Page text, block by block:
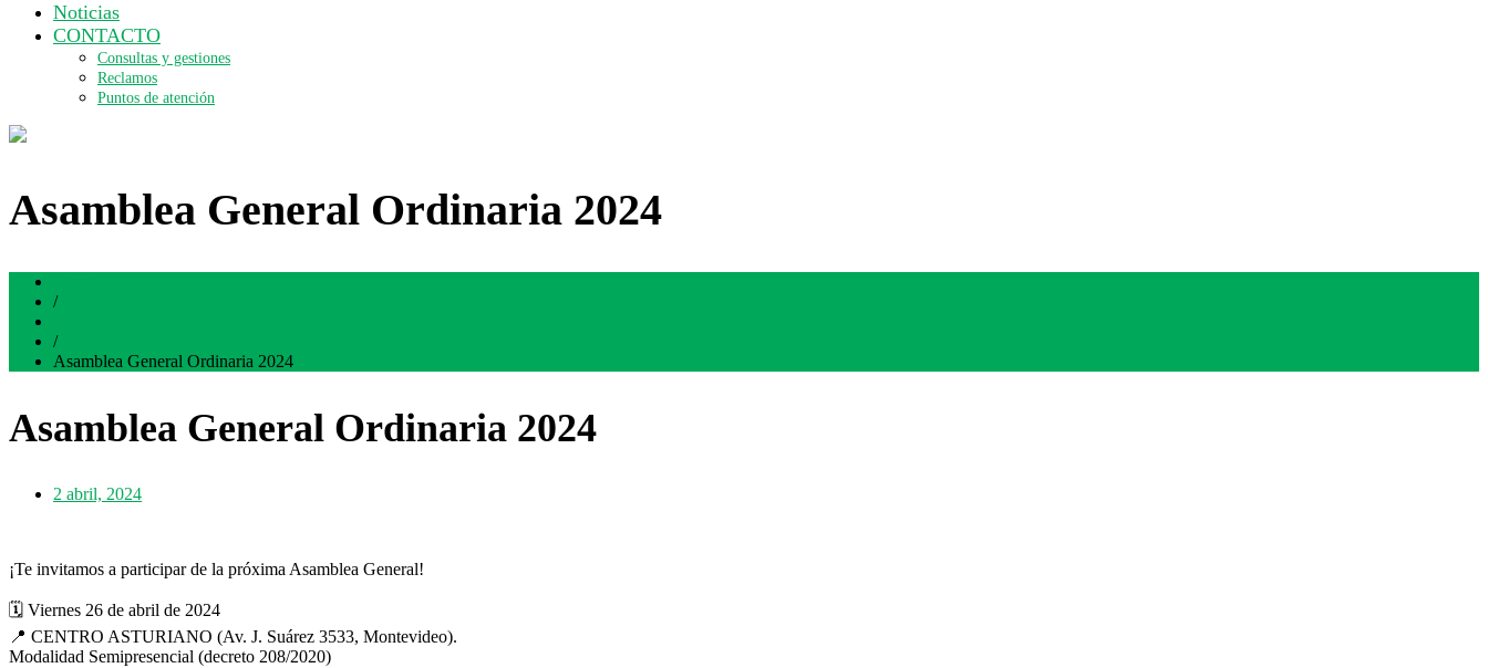
Noticias
CONTACTO
Consultas y gestiones
Reclamos
Puntos de atención
Asamblea General Ordinaria 2024
/
/
Asamblea General Ordinaria 2024
Asamblea General Ordinaria 2024
2 abril, 2024
¡Te invitamos a participar de la próxima Asamblea General!
🗓️ Viernes 26 de abril de 2024
📍 CENTRO ASTURIANO (Av. J. Suárez 3533, Montevideo).
Modalidad Semipresencial (decreto 208/2020)